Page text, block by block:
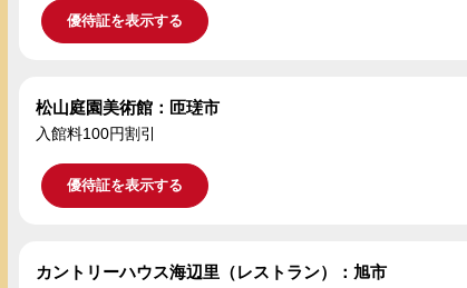
優待証を表示する
松山庭園美術館：匝瑳市
入館料100円割引
優待証を表示する
カントリーハウス海辺里（レストラン）：旭市